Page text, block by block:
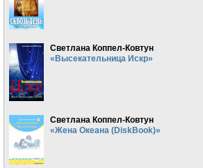
Светлана Коппел-Ковтун
«Высекательница Искр»
Светлана Коппел-Ковтун
«Жена Океана (DiskBook)»